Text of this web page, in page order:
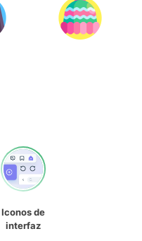
Iconos de
interfaz